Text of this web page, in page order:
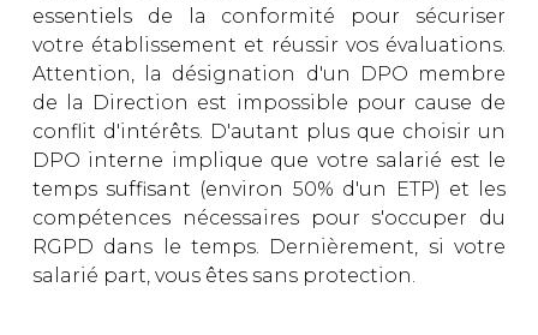
essentiels de la conformité pour sécuriser
votre établissement et réussir vos évaluations.
Attention, la désignation d'un DPO membre
de la Direction est impossible pour cause de
conflit d'intérêts. D'autant plus que choisir un
DPO interne implique que votre salarié est le
temps suffisant (environ 50% d'un ETP) et les
compétences nécessaires pour s'occuper du
RGPD dans le temps. Dernièrement, si votre
salarié part, vous êtes sans protection.